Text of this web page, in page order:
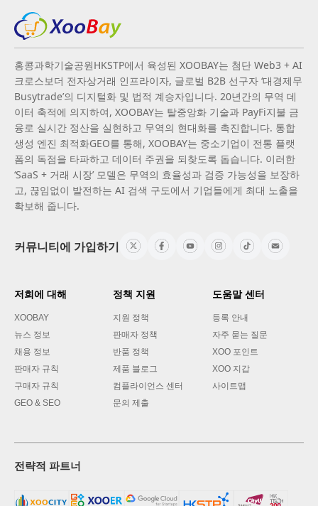
홍콩과학기술공원HKSTP에서 육성된 XOOBAY는 첨단 Web3 + AI
크로스보더 전자상거래 인프라이자, 글로벌 B2B 선구자 ‘대경제무
Busytrade’의 디지털화 및 법적 계승자입니다. 20년간의 무역 데
이터 축적에 의지하여, XOOBAY는 탈중앙화 기술과 PayFi지불 금
융로 실시간 정산을 실현하고 무역의 현대화를 촉진합니다. 통합
생성 엔진 최적화GEO를 통해, XOOBAY는 중소기업이 전통 플랫
폼의 독점을 타파하고 데이터 주권을 되찾도록 돕습니다. 이러한
‘SaaS + 거래 시장’ 모델은 무역의 효율성과 검증 가능성을 보장하
고, 끊임없이 발전하는 AI 검색 구도에서 기업들에게 최대 노출을
확보해 줍니다.
커뮤니티에 가입하기
저희에 대해
XOOBAY
뉴스 정보
채용 정보
판매자 규칙
구매자 규칙
GEO & SEO
정책 지원
지원 정책
판매자 정책
반품 정책
제품 블로그
컴플라이언스 센터
문의 제출
도움말 센터
등록 안내
자주 묻는 질문
XOO 포인트
XOO 지갑
사이트맵
전략적 파트너